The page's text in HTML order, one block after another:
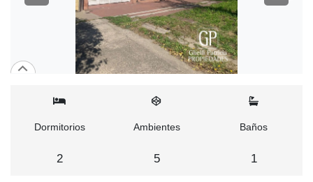
Dormitorios
2
Ambientes
5
Baños
1